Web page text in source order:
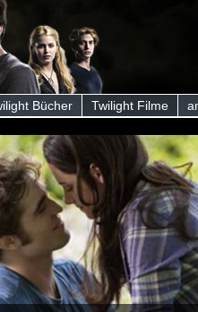
Bücher Twilight Filme